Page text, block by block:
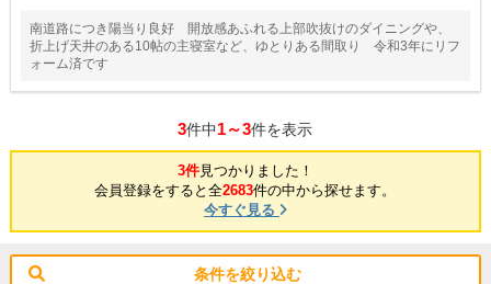
南道路につき陽当り良好 開放感あふれる上部吹抜けのダイニングや、
折上げ天井のある10帖の主寝室など、ゆとりある間取り 令和3年にリフ
ォーム済です
3件中1～3件を表示
3件見つかりました！
会員登録をすると全2683件の中から探せます。
今すぐ見る
条件を絞り込む